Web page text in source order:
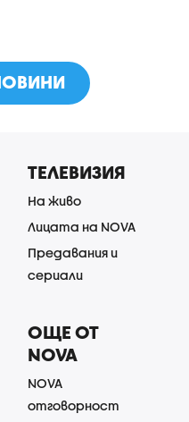
ТЕЛЕВИЗИЯ
На живо
Лицата на NOVA
Предавания и
сериали
ОЩЕ ОТ
NOVA
NOVA
отговорност